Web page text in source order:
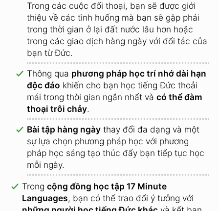
Trong các cuộc đối thoại, bạn sẽ được giới
thiệu về các tình huống mà bạn sẽ gặp phải
trong thời gian ở lại đất nước lâu hơn hoặc
trong các giao dịch hàng ngày với đối tác của
bạn từ Đức.
Thông qua phương pháp học trí nhớ dài hạn
độc đáo khiến cho bạn học tiếng Đức thoải
mái trong thời gian ngắn nhất và có thể đàm
thoại trôi chảy.
Bài tập hàng ngày thay đổi đa dạng và một
sự lựa chọn phương pháp học với phương
pháp học sáng tạo thúc đẩy bạn tiếp tục học
mỗi ngày.
Trong cộng đồng học tập 17 Minute
Languages, bạn có thể trao đổi ý tưởng với